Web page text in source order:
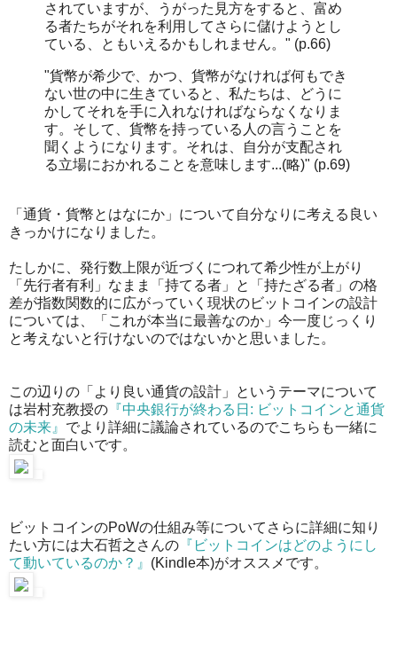
されていますが、うがった見方をすると、富め
る者たちがそれを利用してさらに儲けようとし
ている、ともいえるかもしれません。" (p.66)
"貨幣が希少で、かつ、貨幣がなければ何もでき
ない世の中に生きていると、私たちは、どうに
かしてそれを手に入れなければならなくなりま
す。そして、貨幣を持っている人の言うことを
聞くようになります。それは、自分が支配され
る立場におかれることを意味します...(略)" (p.69)
「通貨・貨幣とはなにか」について自分なりに考える良い
きっかけになりました。
たしかに、発行数上限が近づくにつれて希少性が上がり
「先行者有利」なまま「持てる者」と「持たざる者」の格
差が指数関数的に広がっていく現状のビットコインの設計
については、「これが本当に最善なのか」今一度じっくり
と考えないと行けないのではないかと思いました。
この辺りの「より良い通貨の設計」というテーマについて
は岩村充教授の 『中央銀行が終わる日: ビットコインと通貨
の未来』 でより詳細に議論されているのでこちらも一緒に
読むと面白いです。
ビットコインのPoWの仕組み等についてさらに詳細に知り
たい方には大石哲之さんの 『ビットコインはどのようにし
て動いているのか？』 (Kindle本)がオススメです。